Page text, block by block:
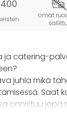
400
omat
sallittu
ja catering-
juhla mikä
Saat
onnistuu jopa
bändille ja
tarjoilut